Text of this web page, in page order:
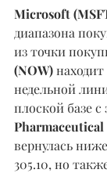
Microsoft
диапазона
из точки
(NOW)
недельной
плоской базе с
Pharmaceutical
вернулась
305.10, но